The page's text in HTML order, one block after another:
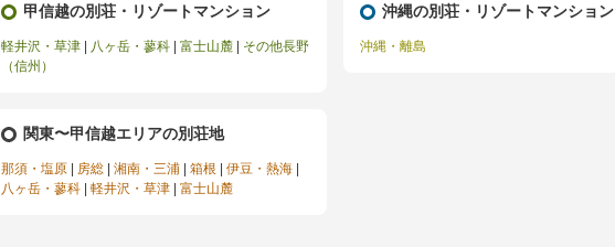
甲信越の別荘・リゾートマンション
軽井沢・草津 八ヶ岳・蓼科 富士山麓
その他長野
（信州）
沖縄の別荘・リゾートマンション
沖縄・離島
関東〜甲信越エリアの別荘地
那須・塩原 房総 湘南・三浦 箱根 伊豆・熱海
八ヶ岳・蓼科
軽井沢・草津 富士山麓